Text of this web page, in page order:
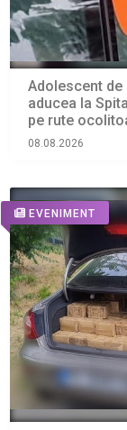
Adolescent de
aducea la
pe rute
08.08.2026
EVENIMENT